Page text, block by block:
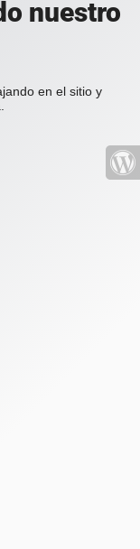
nuestro
en el sitio y